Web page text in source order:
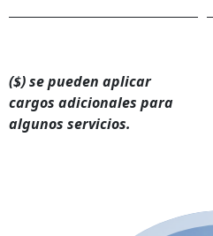
($) se pueden aplicar
cargos adicionales para
algunos servicios.